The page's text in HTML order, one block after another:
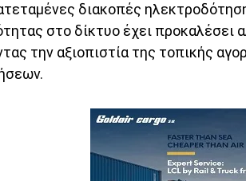
διακοπές
στο δίκτυο έχει προκαλέσει
την αξιοπιστία της τοπικής